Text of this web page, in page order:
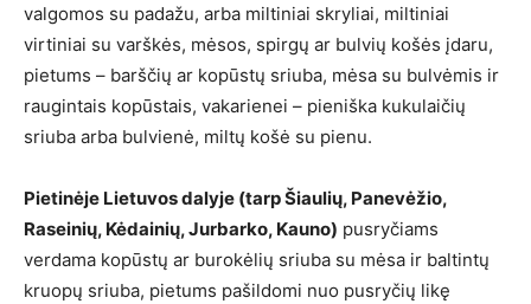
valgomos su padažu, arba miltiniai skryliai, miltiniai
virtiniai su varškės, mėsos, spirgų ar bulvių košės įdaru,
pietums – barščių ar kopūstų sriuba, mėsa su bulvėmis ir
raugintais kopūstais, vakarienei – pieniška kukulaičių
sriuba arba bulvienė, miltų košė su pienu.
Pietinėje Lietuvos dalyje (tarp Šiaulių, Panevėžio,
Raseinių, Kėdainių, Jurbarko, Kauno) pusryčiams
verdama kopūstų ar burokėlių sriuba su mėsa ir baltintų
kruopų sriuba, pietums pašildomi nuo pusryčių likę